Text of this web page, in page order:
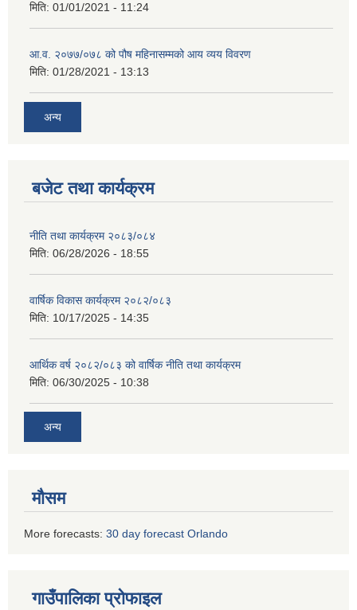
मिति: 01/01/2021 - 11:24
आ.व. २०७७/०७८ को पौष महिनासम्मको आय व्यय विवरण
मिति: 01/28/2021 - 13:13
अन्य
बजेट तथा कार्यक्रम
नीति तथा कार्यक्रम २०८३/०८४
मिति: 06/28/2026 - 18:55
वार्षिक विकास कार्यक्रम २०८२/०८३
मिति: 10/17/2025 - 14:35
आर्थिक वर्ष २०८२/०८३ को वार्षिक नीति तथा कार्यक्रम
मिति: 06/30/2025 - 10:38
अन्य
मौसम
More forecasts: 30 day forecast Orlando
गाउँपालिका प्रोफाइल